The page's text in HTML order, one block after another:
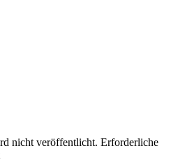
nicht veröffentlicht. Erforderliche